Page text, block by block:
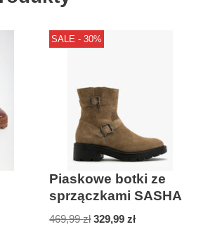
SALE - 30%
Piaskowe botki ze
sprzączkami SASHA
469,99zł 329,99zł